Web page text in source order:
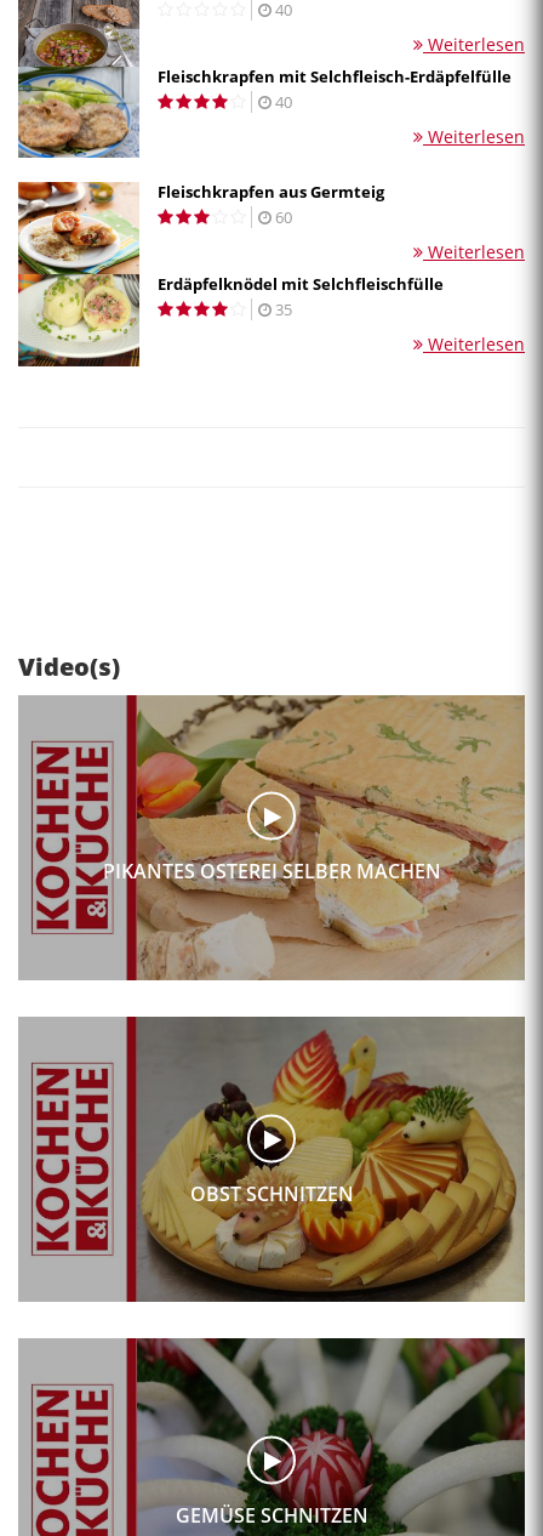
40
Weiterlesen
Fleischkrapfen mit Selchfleisch-Erdäpfelfülle
40
Weiterlesen
Fleischkrapfen aus Germteig
60
Weiterlesen
Erdäpfelknödel mit Selchfleischfülle
35
Weiterlesen
Video(s)
PIKANTES OSTEREI SELBER MACHEN
OBST SCHNITZEN
GEMÜSE SCHNITZEN